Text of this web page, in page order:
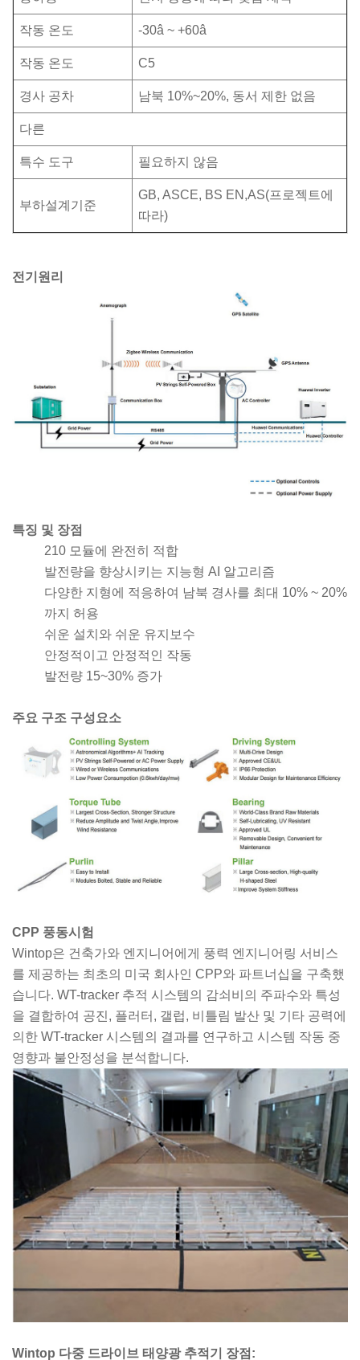
작동 온도 -30â ~ +60â
작동 온도 C5
경사 공차 남북 10%~20%, 동서 제한 없음
다른
특수 도구 필요하지 않음
부하설계기준
GB, ASCE, BS EN,AS(프로젝트에
따라)
전기원리
특징 및 장점
210 모듈에 완전히 적합
발전량을 향상시키는 지능형 AI 알고리즘
다양한 지형에 적응하여 남북 경사를 최대 10% ~ 20%
까지 허용
쉬운 설치와 쉬운 유지보수
안정적이고 안정적인 작동
발전량 15~30% 증가
주요 구조 구성요소
CPP 풍동시험
Wintop은 건축가와 엔지니어에게 풍력 엔지니어링 서비스
를 제공하는 최초의 미국 회사인 CPP와 파트너십을 구축했
습니다. WT-tracker 추적 시스템의 감쇠비의 주파수와 특성
을 결합하여 공진, 플러터, 갤럽, 비틀림 발산 및 기타 공력에
의한 WT-tracker 시스템의 결과를 연구하고 시스템 작동 중
영향과 불안정성을 분석합니다.
Wintop 다중 드라이브 태양광 추적기 장점: